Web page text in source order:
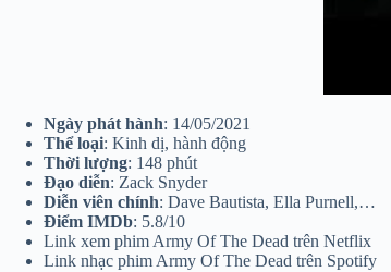
Ngày phát hành: 14/05/2021
Thể loại: Kinh dị, hành động
Thời lượng: 148 phút
Đạo diễn: Zack Snyder
Diễn viên chính: Dave Bautista, Ella Purnell,…
Điểm IMDb: 5.8/10
Link xem phim Army Of The Dead trên Netflix
Link nhạc phim Army Of The Dead trên Spotify